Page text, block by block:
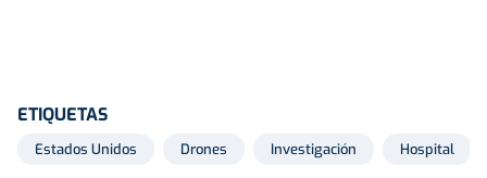
ETIQUETAS
Estados Unidos Drones Investigación Hospital